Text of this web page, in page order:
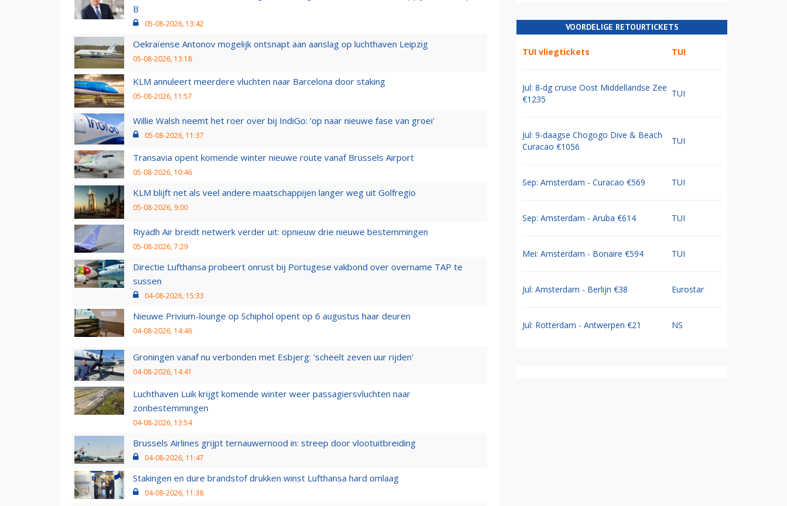
B
05-08-2026, 13:42
Oekraïense Antonov mogelijk ontsnapt aan aanslag op luchthaven Leipzig
05-08-2026, 13:18
KLM annuleert meerdere vluchten naar Barcelona door staking
05-08-2026, 11:57
Willie Walsh neemt het roer over bij IndiGo: 'op naar nieuwe fase van groei'
05-08-2026, 11:37
Transavia opent komende winter nieuwe route vanaf Brussels Airport
05-08-2026, 10:46
KLM blijft net als veel andere maatschappijen langer weg uit Golfregio
05-08-2026, 9:00
Riyadh Air breidt netwerk verder uit: opnieuw drie nieuwe bestemmingen
05-08-2026, 7:29
Directie Lufthansa probeert onrust bij Portugese vakbond over overname TAP te
sussen
04-08-2026, 15:33
Nieuwe Privium-lounge op Schiphol opent op 6 augustus haar deuren
04-08-2026, 14:46
Groningen vanaf nu verbonden met Esbjerg: 'scheelt zeven uur rijden'
04-08-2026, 14:41
Luchthaven Luik krijgt komende winter weer passagiersvluchten naar
zonbestemmingen
04-08-2026, 13:54
Brussels Airlines grijpt ternauwernood in: streep door vlootuitbreiding
04-08-2026, 11:47
Stakingen en dure brandstof drukken winst Lufthansa hard omlaag
04-08-2026, 11:38
VOORDELIGE RETOURTICKETS
TUI vliegtickets TUI
Jul: 8-dg cruise Oost Middellandse Zee
€1235
TUI
Jul: 9-daagse Chogogo Dive & Beach
Curacao €1056
TUI
Sep: Amsterdam - Curacao €569 TUI
Sep: Amsterdam - Aruba €614 TUI
Mei: Amsterdam - Bonaire €594 TUI
Jul: Amsterdam - Berlijn €38 Eurostar
Jul: Rotterdam - Antwerpen €21 NS